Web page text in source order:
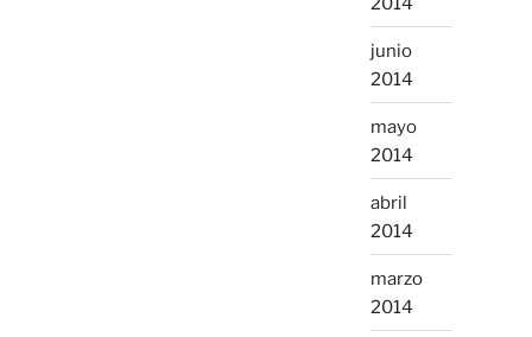
junio
2014
mayo
2014
abril
2014
marzo
2014